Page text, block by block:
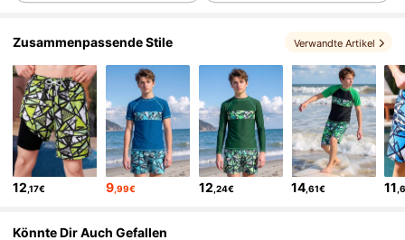
4,89 809K Follower
4,89 809K Follower
Zusammenpassende Stile Verwandte Artikel
12 ,17€ 9 ,99€ 12 ,24€ 14 ,61€ 11
Könnte Dir Auch Gefallen